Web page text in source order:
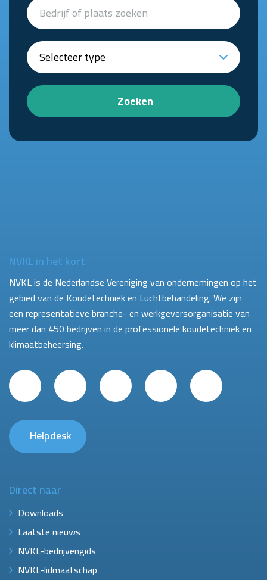
Zoeken
NVKL in het kort
NVKL is de Nederlandse Vereniging van ondernemingen op het
gebied van de Koudetechniek en Luchtbehandeling. We zijn
een representatieve branche- en werkgeversorganisatie van
meer dan 450 bedrijven in de professionele koudetechniek en
klimaatbeheersing.
Helpdesk
Direct naar
Downloads
Laatste nieuws
NVKL-bedrijvengids
NVKL-lidmaatschap